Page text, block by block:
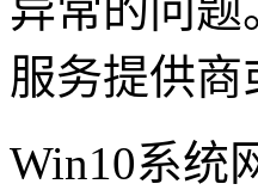
服务提供
Win10系统